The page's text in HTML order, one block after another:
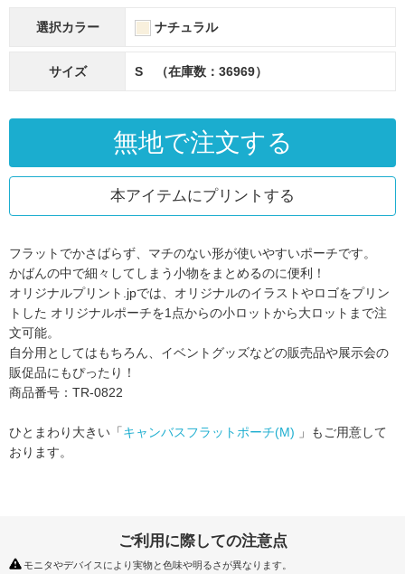
選択カラー ナチュラル
サイズ S （在庫数：36969）
無地で注文する
本アイテムにプリントする
フラットでかさばらず、マチのない形が使いやすいポーチです。
かばんの中で細々してしまう小物をまとめるのに便利！
オリジナルプリント.jpでは、オリジナルのイラストやロゴをプリン
トした オリジナルポーチを1点からの小ロットから大ロットまで注
文可能。
自分用としてはもちろん、イベントグッズなどの販売品や展示会の
販促品にもぴったり！
商品番号：TR-0822
ひとまわり大きい「キャンバスフラットポーチ(M) 」もご用意して
おります。
ご利用に際しての注意点
モニタやデバイスにより実物と色味や明るさが異なります。